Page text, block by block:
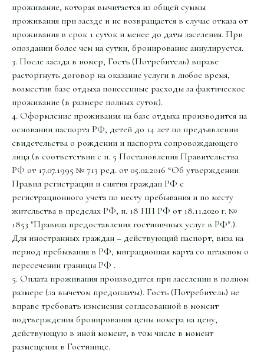
проживание, которая вычитается из общей суммы
проживания при заезде и не возвращается в случае отказа от
проживания в срок 1 суток и менее до даты заселения. При
опоздании более чем на сутки, бронирование аннулируется.
3. После заезда в номер, Гость (Потребитель) вправе
расторгнуть договор на оказание услуги в любое время,
возместив базе отдыха понесенные расходы за фактическое
проживание (в размере полных суток).
4. Оформление проживания на базе отдыха производится на
основании паспорта РФ, детей до 14 лет по предъявлении
свидетельства о рождении и паспорта сопровождающего
лица (в соответствии с п. 5 Постановления Правительства
РФ от 17.07.1995 № 713 ред. от 05.02.2016 “Об утверждении
Правил регистрации и снятия граждан РФ с
регистрационного учета по месту пребывания и по месту
жительства в пределах РФ, п. 18 ПП РФ от 18.11.2020 г. №
1853 "Правила предоставления гостиничных услуг в РФ".).
Для иностранных граждан – действующий паспорт, виза на
период пребывания в РФ, миграционная карта со штампом о
пересечении границы РФ .
5. Оплата проживания производится при заселении в полном
размере (за вычетом предоплаты). Гость (Потребитель) не
вправе требовать изменения согласованной в момент
подтверждения бронирования цены номера на цену,
действующую в иной момент, в том числе в момент
размещения в Гостинице.